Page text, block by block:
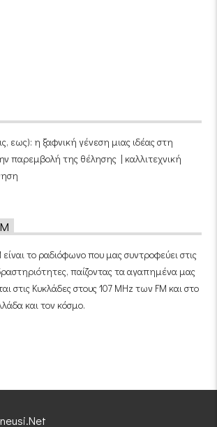
εως): η ξαφνική γένεση μιας ιδέας στη
παρεμβολή της θέλησης | καλλιτεχνική
το ραδιόφωνο που μας συντροφεύει στις
παίζοντας τα αγαπημένα μας
στις Κυκλάδες στους 107 MHz των FM και στο
και τον κόσμο.